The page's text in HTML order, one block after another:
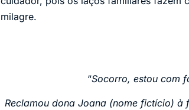
milagre.
“Socorro, estou com
Reclamou dona Joana (nome fictício) à